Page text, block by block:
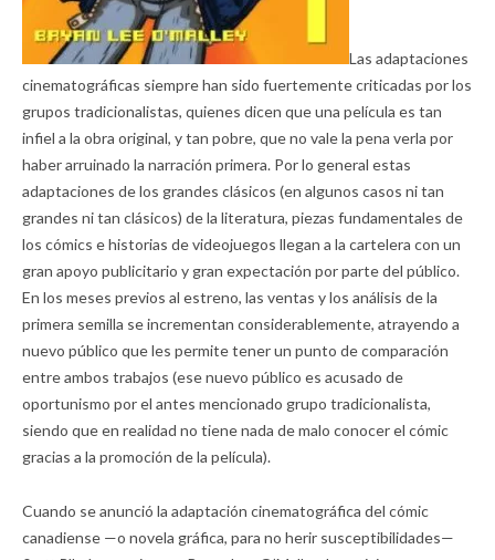
Las adaptaciones
cinematográficas siempre han sido fuertemente criticadas por los
grupos tradicionalistas, quienes dicen que una película es tan
infiel a la obra original, y tan pobre, que no vale la pena verla por
haber arruinado la narración primera. Por lo general estas
adaptaciones de los grandes clásicos (en algunos casos ni tan
grandes ni tan clásicos) de la literatura, piezas fundamentales de
los cómics e historias de videojuegos llegan a la cartelera con un
gran apoyo publicitario y gran expectación por parte del público.
En los meses previos al estreno, las ventas y los análisis de la
primera semilla se incrementan considerablemente, atrayendo a
nuevo público que les permite tener un punto de comparación
entre ambos trabajos (ese nuevo público es acusado de
oportunismo por el antes mencionado grupo tradicionalista,
siendo que en realidad no tiene nada de malo conocer el cómic
gracias a la promoción de la película).
Cuando se anunció la adaptación cinematográfica del cómic
canadiense —o novela gráfica, para no herir susceptibilidades—